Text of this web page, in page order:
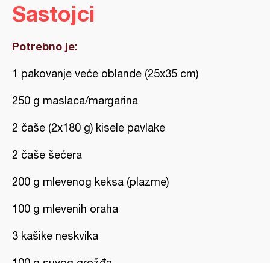
Sastojci
Potrebno je:
1 pakovanje veće oblande (25x35 cm)
250 g maslaca/margarina
2 čaše (2x180 g) kisele pavlake
2 čaše šećera
200 g mlevenog keksa (plazme)
100 g mlevenih oraha
3 kašike neskvika